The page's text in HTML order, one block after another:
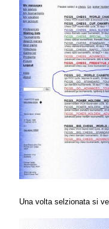
Una volta selzionata si